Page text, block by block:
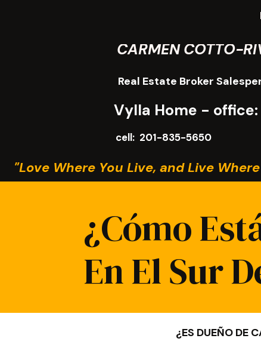
CARMEN COTTO-
"Love Where You Live, and Live
Vylla Home -
cell: 201-835-5650
Real Estate Broker
¿Cómo
En El Sur
¿ES DUEÑO DE